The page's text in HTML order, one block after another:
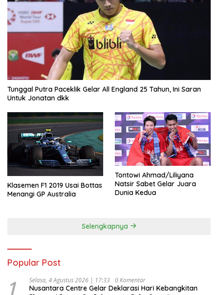
Tunggal Putra Paceklik Gelar All England 25 Tahun, Ini Saran
Untuk Jonatan dkk
Klasemen F1 2019 Usai Bottas
Menangi GP Australia
Tontowi Ahmad/Liliyana
Natsir Sabet Gelar Juara
Dunia Kedua
Selengkapnya
Popular Post
1 Selasa, 4 Agustus 2026 | 17:33 0 Komentar
Nusantara Centre Gelar Deklarasi Hari Kebangkitan